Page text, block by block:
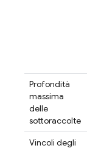
Profondità
massima
delle
sottoraccolte
Vincoli degli